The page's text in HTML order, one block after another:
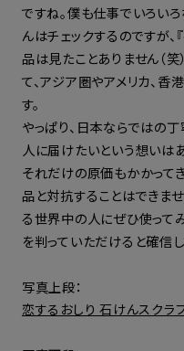
ですね。僕も仕事でいろい
んはチェックするのですが、
品は見たことありません（
て、アジア圏やアメリカ、
す。
やっぱり、日本ならではの
人に届けたいという想いは
それだけの原価もかかって
品と対抗することはできま
る世界中の人にぜひ使って
を判っていただけると確信し
写真上段：
恋するおしり 石けんスクラ